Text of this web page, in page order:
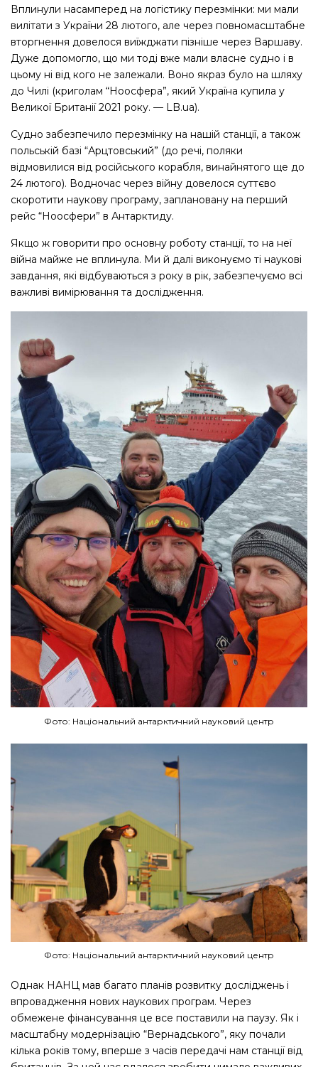
Вплинули насамперед на логістику перезмінки: ми мали
вилітати з України 28 лютого, але через повномасштабне
вторгнення довелося виїжджати пізніше через Варшаву.
Дуже допомогло, що ми тоді вже мали власне судно і в
цьому ні від кого не залежали. Воно якраз було на шляху
до Чилі (криголам “Ноосфера”, який Україна купила у
Великої Британії 2021 року. — LB.ua).
Судно забезпечило перезмінку на нашій станції, а також
польській базі “Арцтовський” (до речі, поляки
відмовилися від російського корабля, винайнятого ще до
24 лютого). Водночас через війну довелося суттєво
скоротити наукову програму, заплановану на перший
рейс “Ноосфери” в Антарктиду.
Якщо ж говорити про основну роботу станції, то на неї
війна майже не вплинула. Ми й далі виконуємо ті наукові
завдання, які відбуваються з року в рік, забезпечуємо всі
важливі вимірювання та дослідження.
Фото: Національний антарктичний науковий центр
Фото: Національний антарктичний науковий центр
Однак НАНЦ мав багато планів розвитку досліджень і
впровадження нових наукових програм. Через
обмежене фінансування це все поставили на паузу. Як і
масштабну модернізацію “Вернадського”, яку почали
кілька років тому, вперше з часів передачі нам станції від